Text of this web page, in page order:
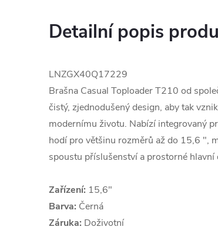
Detailní popis
LNZGX40Q17229
Brašna Casual Toploader T210 od
čistý, zjednodušený design, aby tak
modernímu životu. Nabízí integrovaný
hodí pro většinu rozměrů až do 15,6 ",
spoustu příslušenství a prostorné
Zařízení: 15,6"
Barva: Černá
Záruka: Doživotní